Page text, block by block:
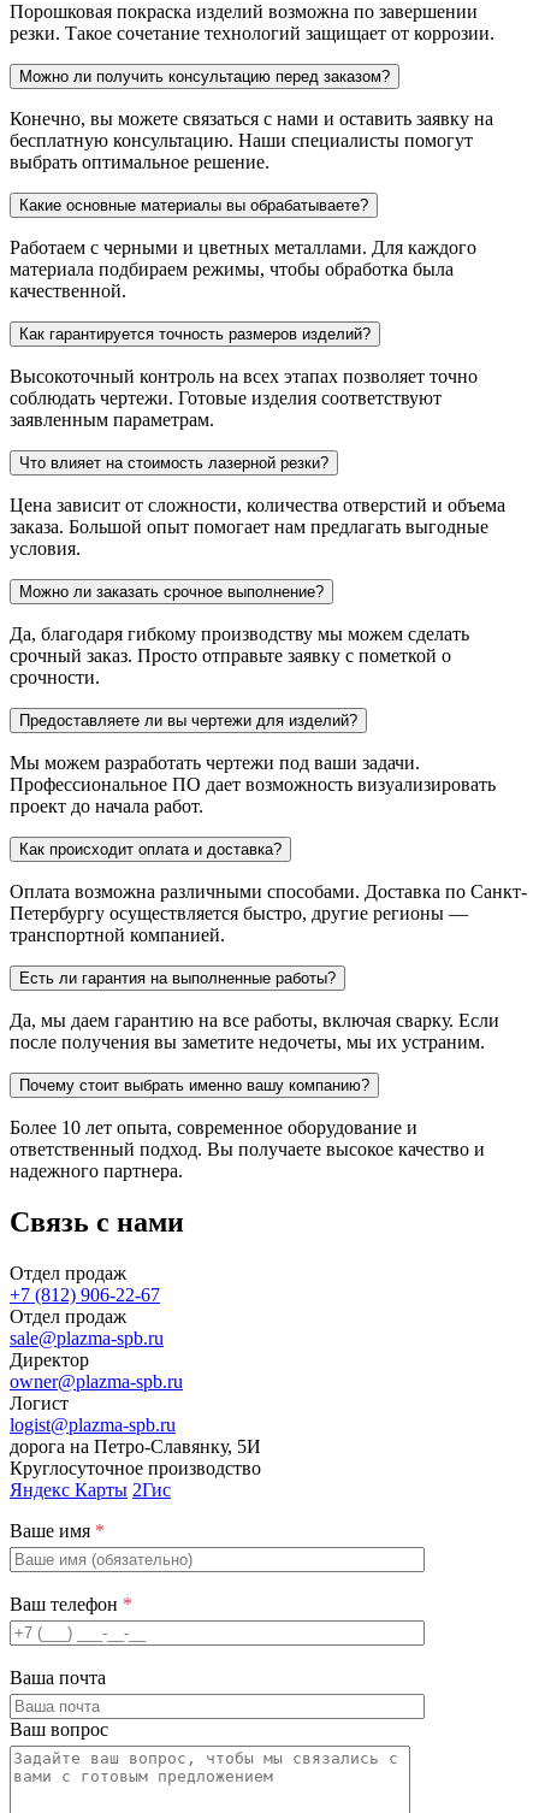
Порошковая покраска изделий возможна по завершении
резки. Такое сочетание технологий защищает от коррозии.
Можно ли получить консультацию перед заказом?
Конечно, вы можете связаться с нами и оставить заявку на
бесплатную консультацию. Наши специалисты помогут
выбрать оптимальное решение.
Какие основные материалы вы обрабатываете?
Работаем с черными и цветных металлами. Для каждого
материала подбираем режимы, чтобы обработка была
качественной.
Как гарантируется точность размеров изделий?
Высокоточный контроль на всех этапах позволяет точно
соблюдать чертежи. Готовые изделия соответствуют
заявленным параметрам.
Что влияет на стоимость лазерной резки?
Цена зависит от сложности, количества отверстий и объема
заказа. Большой опыт помогает нам предлагать выгодные
условия.
Можно ли заказать срочное выполнение?
Да, благодаря гибкому производству мы можем сделать
срочный заказ. Просто отправьте заявку с пометкой о
срочности.
Предоставляете ли вы чертежи для изделий?
Мы можем разработать чертежи под ваши задачи.
Профессиональное ПО дает возможность визуализировать
проект до начала работ.
Как происходит оплата и доставка?
Оплата возможна различными способами. Доставка по Санкт-
Петербургу осуществляется быстро, другие регионы —
транспортной компанией.
Есть ли гарантия на выполненные работы?
Да, мы даем гарантию на все работы, включая сварку. Если
после получения вы заметите недочеты, мы их устраним.
Почему стоит выбрать именно вашу компанию?
Более 10 лет опыта, современное оборудование и
ответственный подход. Вы получаете высокое качество и
надежного партнера.
Связь с нами
Отдел продаж
+7 (812) 906-22-67
Отдел продаж
sale@plazma-spb.ru
Директор
owner@plazma-spb.ru
Логист
logist@plazma-spb.ru
дорога на Петро-Славянку, 5И
Круглосуточное производство
Яндекс Карты 2Гис
Ваше имя *
Ваш телефон *
Ваша почта
Ваш вопрос